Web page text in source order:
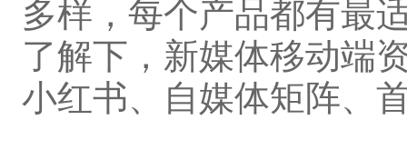
多样，每个产品都有最
了解下，新媒体移动端
小红书、自媒体矩阵、